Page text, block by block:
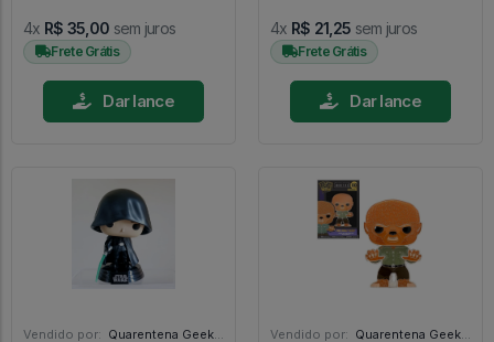
4x R$ 35,00 sem juros
Frete Grátis
Dar lance
4x R$ 21,25 sem juros
Frete Grátis
Dar lance
Vendido por: Quarentena Geek Store - SP Vendido por: Quarentena Geek Store - SP